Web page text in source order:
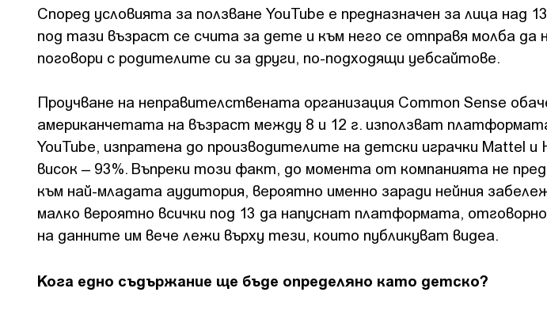
Според условията за ползване YouTube е предназначен за лица над
под тази възраст се счита за дете и към него се отправя молба да
поговори с родителите си за други, по-подходящи уебсайтове.
Проучване на неправителствената организация Common Sense
американчетата на възраст между 8 и 12 г. използват
YouTube, изпратена до производителите на детски играчки Mattel
висок – 93%. Въпреки този факт, до момента от компанията не
към най-младата аудитория, вероятно именно заради нейния
малко вероятно всички под 13 да напуснат платформата,
на данните им вече лежи върху тези, които публикуват видеа.
Кога едно съдържание ще бъде определяно като детско?